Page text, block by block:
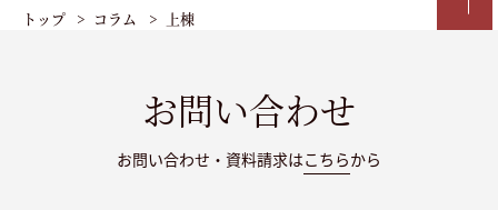
トップ コラム 上棟
お問い合わせ
お問い合わせ・資料請求はこちらから